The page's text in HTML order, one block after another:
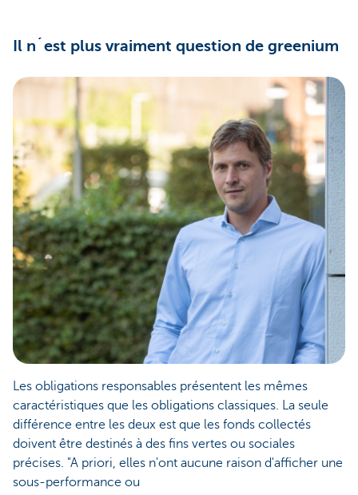
Il n´est plus vraiment question de greenium
Les obligations responsables présentent les mêmes
caractéristiques que les obligations classiques. La seule
différence entre les deux est que les fonds collectés
doivent être destinés à des fins vertes ou sociales
précises. "A priori, elles n'ont aucune raison d'afficher une
sous-performance ou